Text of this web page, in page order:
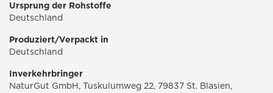
Ursprung der Rohstoffe
Deutschland
Produziert/Verpackt in
Deutschland
Inverkehrbringer
NaturGut GmbH, Tuskulumweg 22, 79837 St. Blasien,